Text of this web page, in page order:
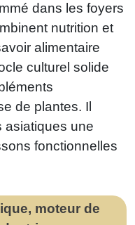
dans les foyers
nutrition et
alimentaire
culturel solide
de plantes. Il
asiatiques une
fonctionnelles
moteur de